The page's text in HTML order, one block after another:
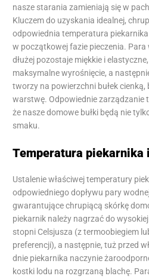
nasze starania zamieniają się w
Kluczem do uzyskania idealnej,
odpowiednia temperatura
w początkowej fazie pieczenia.
dłużej pozostaje miękkie i
maksymalne wyrośnięcie, a
tworzy na powierzchni bułek cienką,
warstwę. Odpowiednie zarządzanie
że nasze domowe bułki będą nie
smaku.
Temperatura piekarnika
Ustalenie właściwej temperatury
odpowiedniego dopływu pary
gwarantujące chrupiącą skórkę
piekarnik należy nagrzać do
stopni Celsjusza (z termoobiegiem
preferencji), a następnie, tuż przed
dnie piekarnika naczynie
kostki lodu na rozgrzaną blachę.